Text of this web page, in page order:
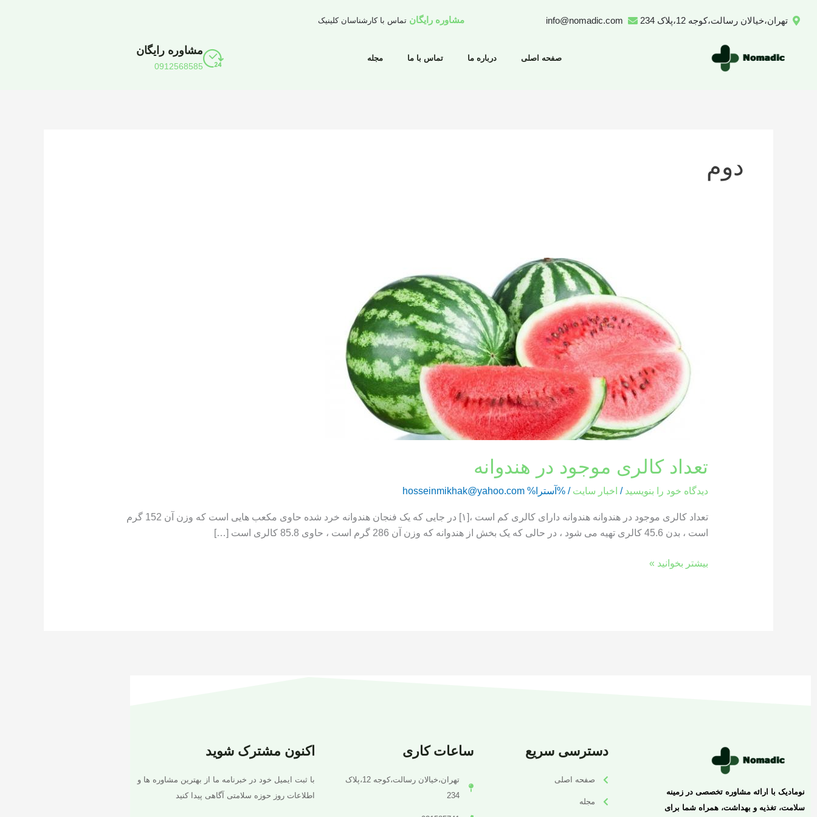
تهران،خیالان رسالت،کوجه 12،پلاک 234 info@nomadic.com مشاوره رایگان تماس با کارشناسان کلینیک
صفحه اصلی درباره ما تماس با ما مجله
مشاوره رایگان
0912568585
دوم
تعداد کالری موجود در هندوانه
دیدگاه‌ خود را بنویسید / اخبار سایت / %آسترا% hosseinmikhak@yahoo.com
تعداد کالری موجود در هندوانه هندوانه دارای کالری کم است ،[١] در جایی که یک فنجان هندوانه خرد شده حاوی مکعب هایی است که وزن آن 152 گرم
است ، بدن 45.6 کالری تهیه می شود ، در حالی که یک بخش از هندوانه که وزن آن 286 گرم است ، حاوی 85.8 کالری است […]
بیشتر بخوانید »
نومادیک با ارائه مشاوره تخصصی در زمینه
سلامت، تغذیه و بهداشت، همراه شما برای
دسترسی سریع
صفحه اصلی
مجله
ساعات کاری
تهران،خیالان رسالت،کوجه 12،پلاک
234
اکنون مشترک شوید
با ثبت ایمیل خود در خبرنامه ما از بهترین مشاوره ها و
اطلاعات روز حوزه سلامتی آگاهی پیدا کنید